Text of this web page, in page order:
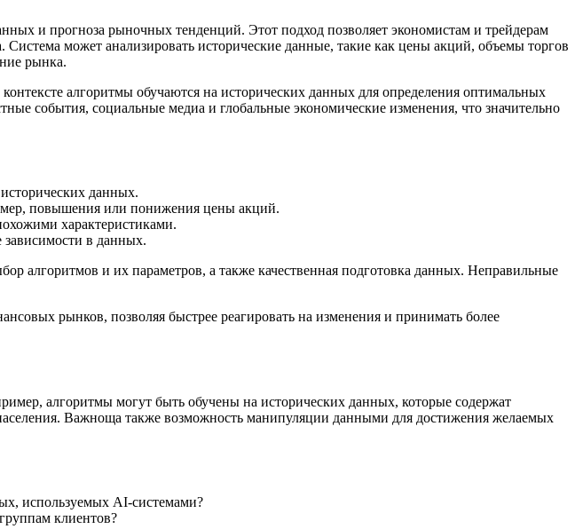
и прогноза рыночных тенденций. Этот подход позволяет экономистам и трейдерам
может анализировать исторические данные, такие как цены акций, объемы торгов
рынка.
алгоритмы обучаются на исторических данных для определения оптимальных
события, социальные медиа и глобальные экономические изменения, что значительно
данных.
повышения или понижения цены акций.
характеристиками.
в данных.
алгоритмов и их параметров, а также качественная подготовка данных. Неправильные
рынков, позволяя быстрее реагировать на изменения и принимать более
алгоритмы могут быть обучены на исторических данных, которые содержат
Важноща также возможность манипуляции данными для достижения желаемых
используемых AI-системами?
клиентов?